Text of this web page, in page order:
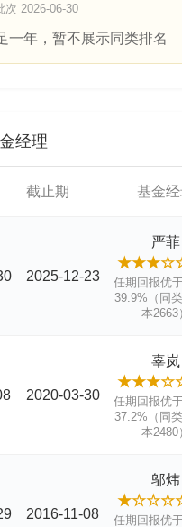
次 2026-06-30
一年，暂不展示同类排名
经理
截止期 基金
2025-12-23
严菲
★★★☆☆
任期回报优
39.9%（同
本2663
2020-03-30
辜岚
★★★☆☆
任期回报优
37.2%（同
本2480
2016-11-08
邬炜
★☆☆☆☆
任期回报优